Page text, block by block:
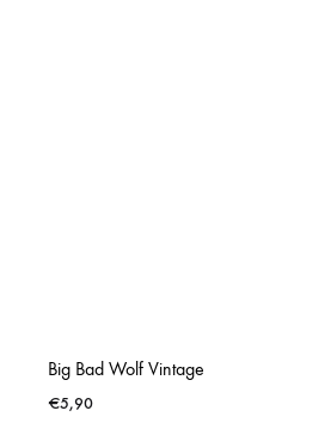
Big Bad Wolf Vintage
€5,90